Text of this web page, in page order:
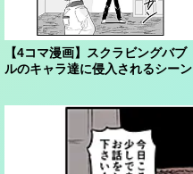
【4コマ漫画】スクラビングバブ
ルのキャラ達に侵入されるシーン